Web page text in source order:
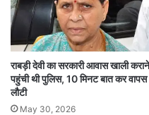
राबड़ी देवी का सरकारी आवास खाली कराने
पहुंची थी पुलिस, 10 मिनट बात कर वापस
लौटी
May 30, 2026